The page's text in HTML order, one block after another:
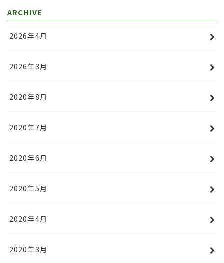
ARCHIVE
2026年4月
2026年3月
2020年8月
2020年7月
2020年6月
2020年5月
2020年4月
2020年3月